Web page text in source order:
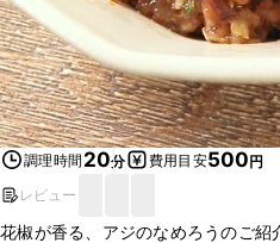
調理時間 20分 費用目安500円
レビュー
花椒が香る、アジのなめろうのご